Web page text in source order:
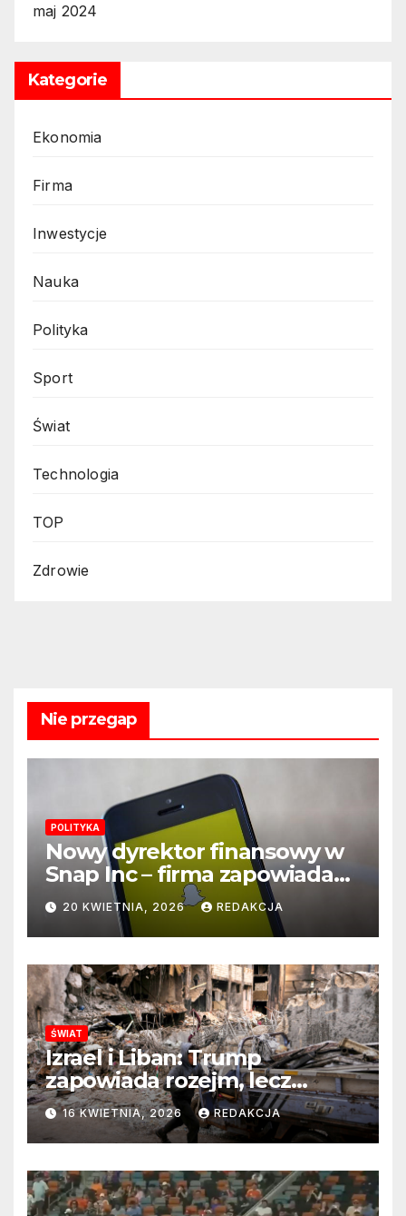
maj 2024
Kategorie
Ekonomia
Firma
Inwestycje
Nauka
Polityka
Sport
Świat
Technologia
TOP
Zdrowie
Nie przegap
POLITYKA
Nowy dyrektor finansowy w
Snap Inc – firma zapowiada
zmianę na kluczowym
stanowisku
20 KWIETNIA, 2026 REDAKCJA
ŚWIAT
Izrael i Liban: Trump
zapowiada rozejm, lecz
perspektywa zakończenia
wojny wciąż odległa
16 KWIETNIA, 2026 REDAKCJA